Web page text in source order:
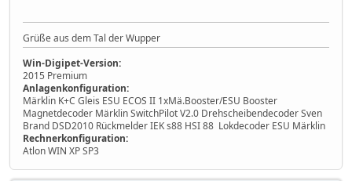
Grüße aus dem Tal der Wupper
Win-Digipet-Version:
2015 Premium
Anlagenkonfiguration:
Märklin K+C Gleis ESU ECOS II 1xMä.Booster/ESU Booster
Magnetdecoder Märklin SwitchPilot V2.0 Drehscheibendecoder Sven
Brand DSD2010 Rückmelder IEK s88 HSI 88 Lokdecoder ESU Märklin
Rechnerkonfiguration:
Atlon WIN XP SP3